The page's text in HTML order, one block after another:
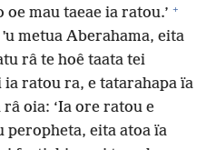
mau taeae ia ratou.’ +
metua Aberahama, eita
râ te hoê taata tei
ratou ra, e tatarahapa ïa
oia: ‘Ia ore ratou e
peropheta, eita atoa ïa